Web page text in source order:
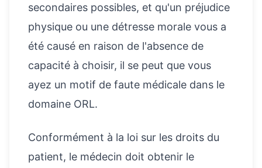
secondaires possibles, et qu'un préjudice
physique ou une détresse morale vous a
été causé en raison de l'absence de
capacité à choisir, il se peut que vous
ayez un motif de faute médicale dans le
domaine ORL.
Conformément à la loi sur les droits du
patient, le médecin doit obtenir le